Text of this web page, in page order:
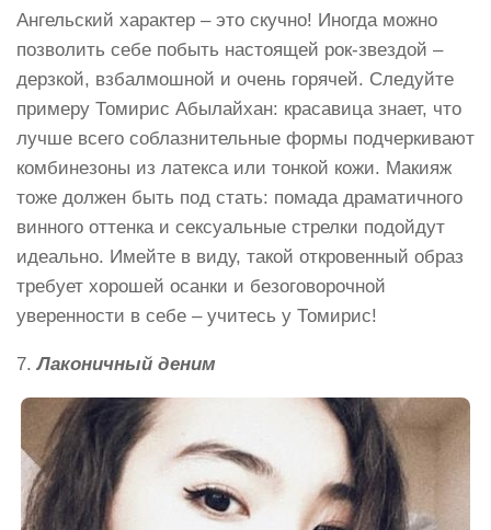
Ангельский характер – это скучно! Иногда можно
позволить себе побыть настоящей рок-звездой –
дерзкой, взбалмошной и очень горячей. Следуйте
примеру Томирис Абылайхан: красавица знает, что
лучше всего соблазнительные формы подчеркивают
комбинезоны из латекса или тонкой кожи. Макияж
тоже должен быть под стать: помада драматичного
винного оттенка и сексуальные стрелки подойдут
идеально. Имейте в виду, такой откровенный образ
требует хорошей осанки и безоговорочной
уверенности в себе – учитесь у Томирис!
7.Лаконичный деним